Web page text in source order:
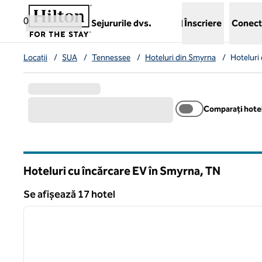
Salt la conținut
0
Sejururile dvs.
,deschide o filă nouă
Înscriere
Locații / SUA / Tennessee / Hoteluri din Smyrna / Hoteluri
Comparați
Hoteluri cu încărcare EV în Smyrna,TN
Se afișează 17 hotel
Se afișează 17 hotel
1 din 12